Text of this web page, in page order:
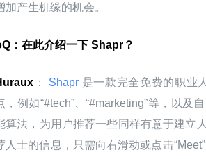
加产生机缘的机会。
：在此介绍一下 Shapr？
： Shapr 是一款完全免费的职业
，例如“#tech”、“#marketing”等，以
算法，为用户推荐一些同样有意于建立
人士的信息，只需向右滑动或点击